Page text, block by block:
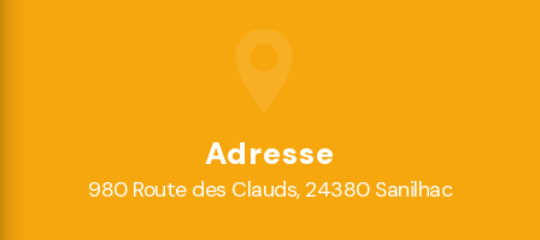
Adresse
980 Route des Clauds, 24380 Sanilhac